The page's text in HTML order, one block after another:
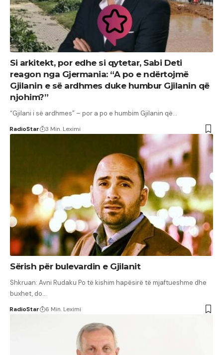
Si arkitekt, por edhe si qytetar, Sabi Deti
reagon nga Gjermania: “A po e ndërtojmë
Gjilanin e së ardhmes duke humbur Gjilanin që
njohim?”
“Gjilani i së ardhmes” – por a po e humbim Gjilanin që…
RadioStar 3 Min. Leximi
Sërish për bulevardin e Gjilanit
Shkruan: Avni Rudaku Po të kishim hapësirë të mjaftueshme dhe
buxhet, do…
RadioStar 6 Min. Leximi